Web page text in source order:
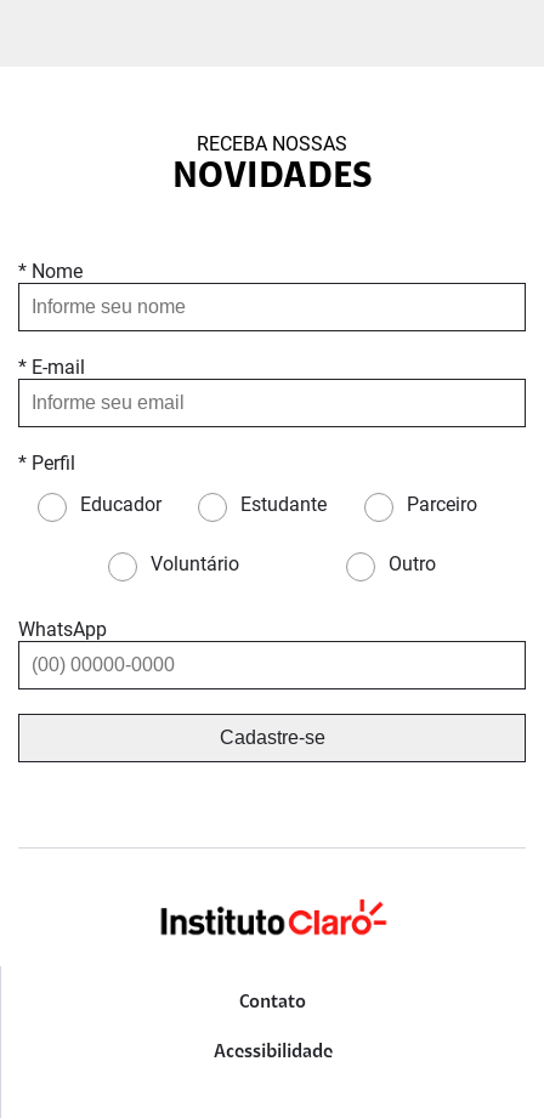
RECEBA NOSSAS
NOVIDADES
* Nome
* E-mail
* Perfil
Educador
Estudante Parceiro
Voluntário Outro
WhatsApp
Contato
Acessibilidade